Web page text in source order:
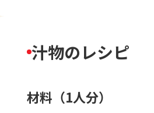
汁物のレシピ
材料（1人分）